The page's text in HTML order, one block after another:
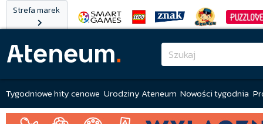
Strefa marek
Tygodniowe hity cenowe Urodziny Ateneum Nowości tygodnia